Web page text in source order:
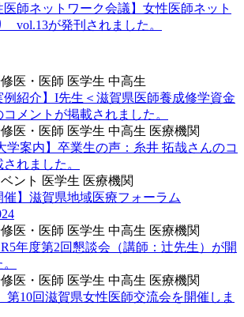
医師ネットワーク会議】女性医師ネット
vol.13が発刊されました。
医・医師 医学生 中高生
例紹介】I先生＜滋賀県医師養成修学資金
メントが掲載されました。
医・医師 医学生 中高生 医療機関
学案内】卒業生の声：糸井 拓哉さんのコ
れました。
ント 医学生 医療機関
催】滋賀県地域医療フォーラム
医・医師 医学生 中高生 医療機関
R5年度第2回懇談会（講師：辻先生）が開
医・医師 医学生 中高生 医療機関
第10回滋賀県女性医師交流会を開催しま